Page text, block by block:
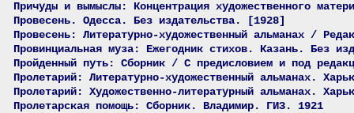
Причуды и вымыслы: Концентрация художественного
Провесень. Одесса. Без издательства. [1928]
Провесень: Литературно-художественный альманах /
Провинциальная муза: Ежегодник стихов. Казань. Без
Пройденный путь: Сборник / С предисловием и под
Пролетарий: Литературно-художественный альманах.
Пролетарий: Художественно-литературный альманах.
Пролетарская помощь: Сборник. Владимир. ГИЗ. 1921